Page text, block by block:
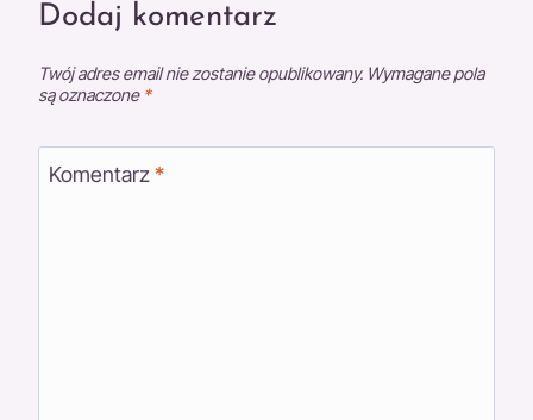
Dodaj komentarz
Twój adres email nie zostanie opublikowany. Wymagane pola
są oznaczone *
Komentarz*